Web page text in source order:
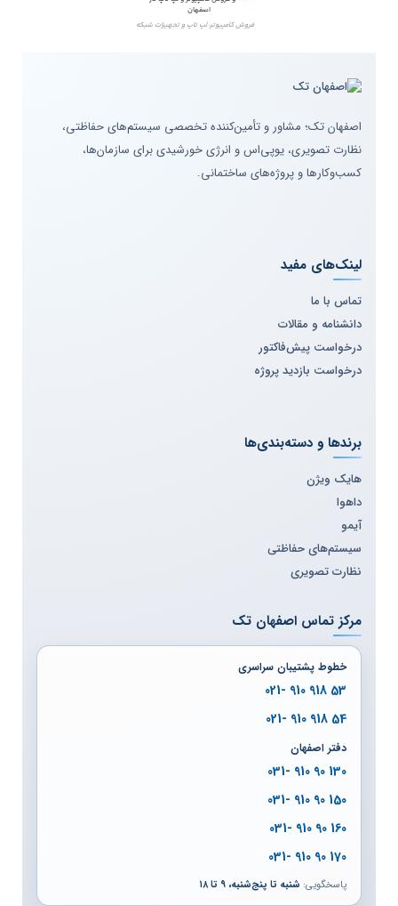
فروش کامپیوتر، لپ تاپ و تجهیزات شبکه
اصفهان تک؛ مشاور و تأمین‌کننده تخصصی سیستم‌های حفاظتی،
نظارت تصویری، یوپی‌اس و انرژی خورشیدی برای سازمان‌ها،
کسب‌وکارها و پروژه‌های ساختمانی.
لینک‌های مفید
تماس با ما
دانشنامه و مقالات
درخواست پیش‌فاکتور
درخواست بازدید پروژه
برندها و دسته‌بندی‌ها
هایک ویژن
داهوا
آیمو
سیستم‌های حفاظتی
نظارت تصویری
مرکز تماس اصفهان تک
خطوط پشتیبان سراسری
53 918 910 -021
54 918 910 -021
دفتر اصفهان
130 90 910 -031
150 90 910 -031
160 90 910 -031
170 90 910 -031
پاسخگویی: شنبه تا پنج‌شنبه، ۹ تا ۱۸